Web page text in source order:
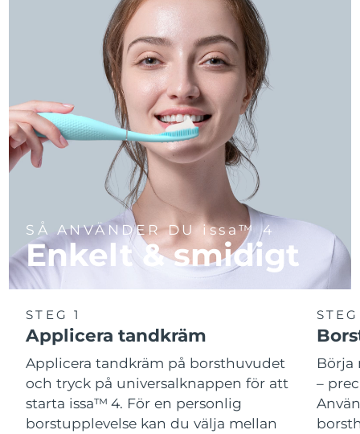
SÅ ANVÄNDER DU issa™ 4
Enkelt & smidigt
STEG 1
Applicera tandkräm
Applicera tandkräm på borsthuvudet
och tryck på universalknappen för att
starta issa™ 4. För en personlig
borstupplevelse kan du välja mellan
Börja
–